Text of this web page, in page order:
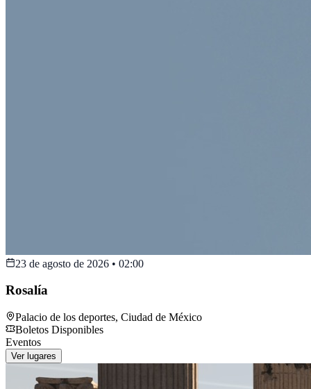
23 de agosto de 2026 • 02:00
Rosalía
Palacio de los deportes, Ciudad de México
Boletos Disponibles
Eventos
Ver lugares